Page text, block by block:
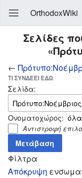
OrthodoxWiki
Σελίδες
←
ΤΙ ΣΥΝΔΈΕΙ ΕΔΏ
Σελίδα:
Ονοματοχώρος:
Αντιστροφή
Φίλτρα
Απόκρυψη